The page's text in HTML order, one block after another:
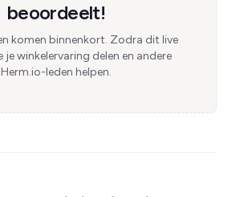
beoordeelt!
komen binnenkort. Zodra dit live
je winkelervaring delen en andere
Herm.io-leden helpen.